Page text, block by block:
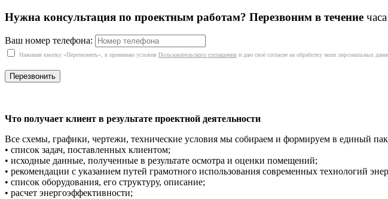
Нужна консультация по проектным работам? Перезвоним в течение
Ваш номер телефона:
Нажимая кнопку «Перезвонить», я принимаю условия Пользовательского соглашения и даю своё согласие на обработку моих персональных
Что получает клиент в результате проектной деятельности
Все схемы, графики, чертежи, технические условия мы собираем и формируем в единый
• список задач, поставленных клиентом;
• исходные данные, полученные в результате осмотра и оценки помещений;
• рекомендации с указанием путей грамотного использования современных технологий
• список оборудования, его структуру, описание;
• расчет энергоэффективности;